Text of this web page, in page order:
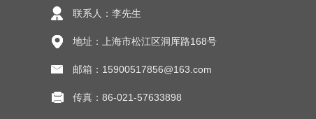
联系人：李先生
地址：上海市松江区洞厍路168号
邮箱：15900517856@163.com
传真：86-021-57633898